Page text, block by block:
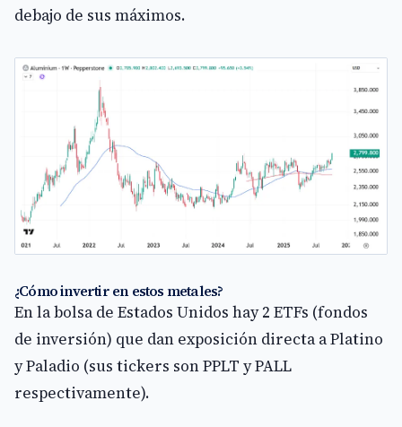
debajo de sus máximos.
¿Cómo invertir en estos metales?
En la bolsa de Estados Unidos hay 2 ETFs (fondos
de inversión) que dan exposición directa a Platino
y Paladio (sus tickers son PPLT y PALL
respectivamente).